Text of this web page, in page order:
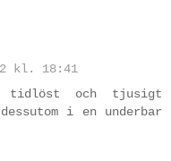
kl. 18:41
och tjusigt
i en underbar